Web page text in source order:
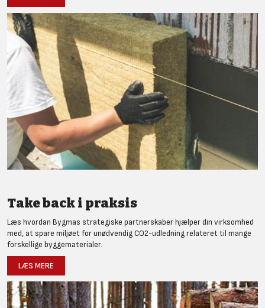
Take back i praksis
Læs hvordan Bygmas strategiske partnerskaber hjælper din virksomhed
med, at spare miljøet for unødvendig CO2-udledning relateret til mange
forskellige byggematerialer.
LÆS MERE